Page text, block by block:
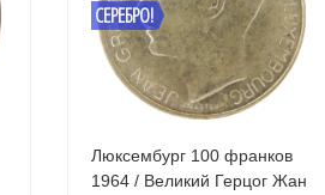
СЕРЕБРО!
Люксембург 100 франков
1964 / Великий Герцог Жан